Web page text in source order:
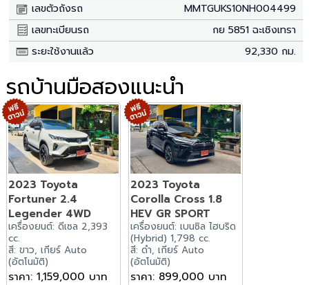
เลขตัวถังรถ
MMTGUKS10NH004499
เลขทะเบียนรถ
กย 5851 ฉะเชิงเทรา
ระยะใช้งานแล้ว
92,330 กม.
รถบ้านมือสองแนะนำ
2023 Toyota
Fortuner 2.4
Legender 4WD
เครื่องยนต์: ดีเซล 2,393
cc.
สี: ขาว, เกียร์ Auto
(อัตโนมัติ)
ราคา: 1,159,000 บาท
2023 Toyota
Corolla Cross 1.8
HEV GR SPORT
เครื่องยนต์: เบนซิล ไฮบริด
(Hybrid) 1,798 cc.
สี: ดำ, เกียร์ Auto
(อัตโนมัติ)
ราคา: 899,000 บาท